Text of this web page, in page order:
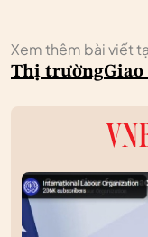
Xem thêm bài viết
Thị trường